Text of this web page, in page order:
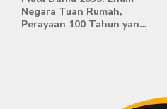
Negara Tuan Rumah,
Perayaan 100 Tahun yang